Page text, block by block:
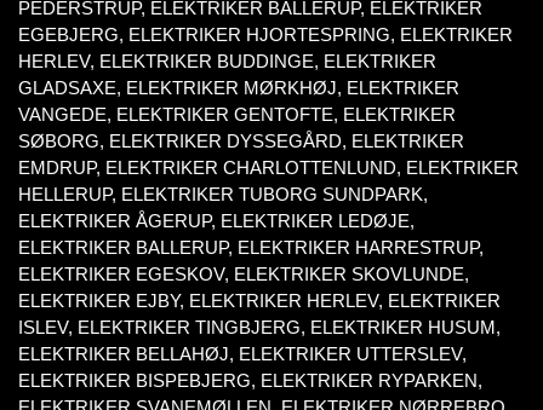
PEDERSTRUP, ELEKTRIKER BALLERUP, ELEKTRIKER
EGEBJERG, ELEKTRIKER HJORTESPRING, ELEKTRIKER
HERLEV, ELEKTRIKER BUDDINGE, ELEKTRIKER
GLADSAXE, ELEKTRIKER MØRKHØJ, ELEKTRIKER
VANGEDE, ELEKTRIKER GENTOFTE, ELEKTRIKER
SØBORG, ELEKTRIKER DYSSEGÅRD, ELEKTRIKER
EMDRUP, ELEKTRIKER CHARLOTTENLUND, ELEKTRIKER
HELLERUP, ELEKTRIKER TUBORG SUNDPARK,
ELEKTRIKER ÅGERUP, ELEKTRIKER LEDØJE,
ELEKTRIKER BALLERUP, ELEKTRIKER HARRESTRUP,
ELEKTRIKER EGESKOV, ELEKTRIKER SKOVLUNDE,
ELEKTRIKER EJBY, ELEKTRIKER HERLEV, ELEKTRIKER
ISLEV, ELEKTRIKER TINGBJERG, ELEKTRIKER HUSUM,
ELEKTRIKER BELLAHØJ, ELEKTRIKER UTTERSLEV,
ELEKTRIKER BISPEBJERG, ELEKTRIKER RYPARKEN,